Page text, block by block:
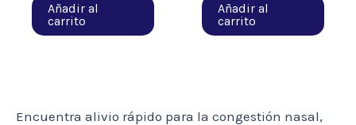
Añadir al
carrito
Añadir al
carrito
Encuentra alivio rápido para la congestión nasal,